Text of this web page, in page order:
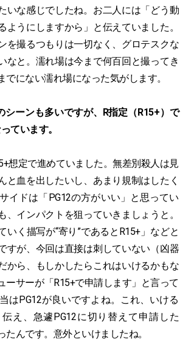
いな感じでしたね。お二人には「どう動
ようにしますから」と伝えていました。
を撮るつもりは一切なく、グロテスクな
なと。濡れ場は今まで何百回と撮ってき
でにない濡れ場になった気がします。
シーンも多いですが、R指定（R15+）で
ています。
想定で進めていました。無差別殺人は見
と血を出したいし、あまり規制はしたく
イドは「PG12の方がいい」と思ってい
、インパクトを狙っていきましょうと。
いく描写が“寄り”であるとR15+」などと
すが、今回は直接は刺していない（凶器
から、もしかしたらこれはいけるかもな
ーサーが「R15+で申請します」と言って
はPG12が良いですよね。これ、いける
え、急遽PG12に切り替えて申請した
たんです。意外といけましたね。